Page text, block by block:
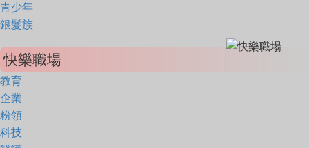
青少年
銀髮族
快樂職場
教育
企業
粉領
科技